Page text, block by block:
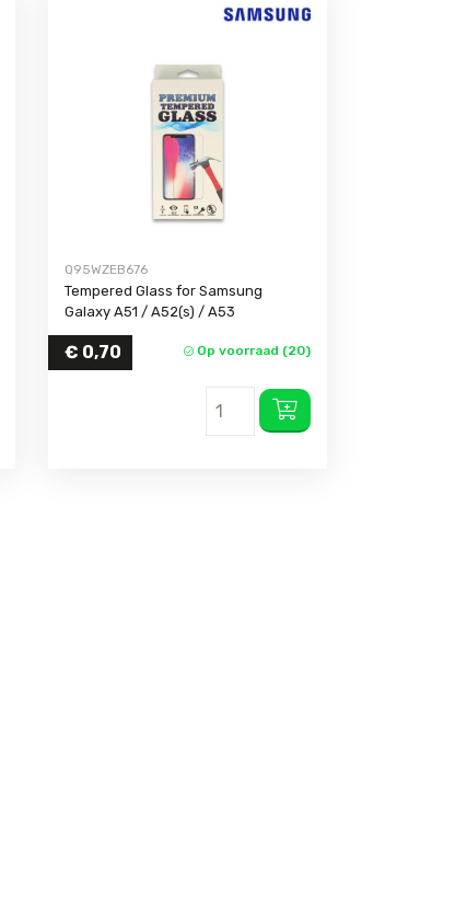
Q95WZEB676
Tempered Glass for Samsung
Galaxy A51 / A52(s) / A53
€ 0,70 Op voorraad (20)